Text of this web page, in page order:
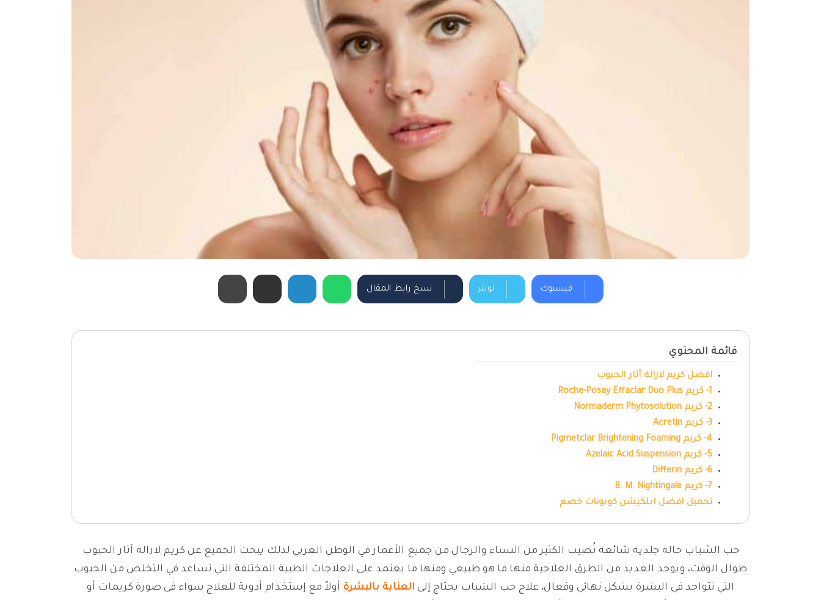
فيسبوك تويتر نسخ رابط المقال
قائمة المحتوي
افضل كريم لازالة آثار الحبوب
1- كريم Roche-Posay Effaclar Duo Plus
2- كريم Normaderm Phytosolution
3- كريم Acretin
4- كريم Pigmetclar Brightening Foaming
5- كريم Azelaic Acid Suspension
6- كريم Differin
7- كريم B. M. Nightingale
تحميل افضل ابلكيشن كوبونات خصم
حب الشباب حالة جلدية شائعة تُصيب الكثير من النساء والرجال من جميع الأعمار في الوطن العربي لذلك يبحث الجميع عن كريم لازالة آثار الحبوب
طوال الوقت، ويوجد العديد من الطرق العلاجية منها ما هو طبيعي ومنها ما يعتمد على العلاجات الطبية المختلفة التي تساعد في التخلص من الحبوب
التي تتواجد في البشرة بشكل نهائي وفعال، علاج حب الشباب يحتاج إلى العناية بالبشرة أولاً مع إستخدام أدوية للعلاج سواء فى صورة كريمات أو